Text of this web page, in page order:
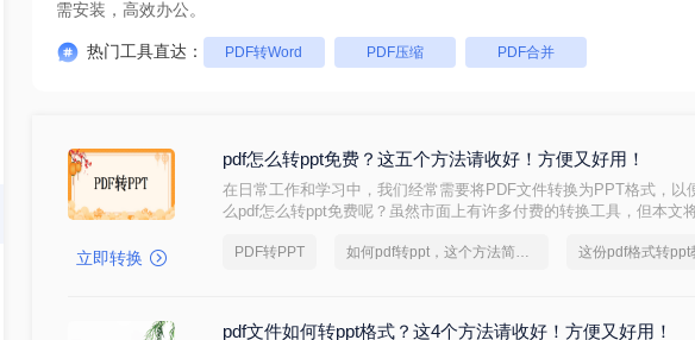
需安装，高效办公。
热门工具直达： PDF转Word PDF压缩 PDF合并
立即转换
pdf怎么转ppt免费？这五个方法请收好！方便又好用！
在日常工作和学习中，我们经常需要将PDF文件转换为PPT格式，以
么pdf怎么转ppt免费呢？虽然市面上有许多付费的转换工具，但本文
PDF转PPT 如何pdf转ppt，这个方法简单又方便
pdf文件如何转ppt格式？这4个方法请收好！方便又好用！